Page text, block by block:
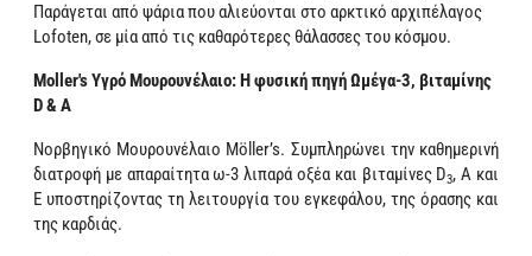
Παράγεται από ψάρια που αλιεύονται στο αρκτικό αρχιπέλαγος
Lofoten, σε μία από τις καθαρότερες θάλασσες του κόσμου.
Moller's Υγρό Μουρουνέλαιο: Η φυσική πηγή Ωμέγα-3, βιταμίνης
D & A
Νορβηγικό Μουρουνέλαιο Möller’s. Συμπληρώνει την καθημερινή
διατροφή με απαραίτητα ω-3 λιπαρά οξέα και βιταμίνες D3, Α και
Ε υποστηρίζοντας τη λειτουργία του εγκεφάλου, της όρασης και
της καρδιάς.